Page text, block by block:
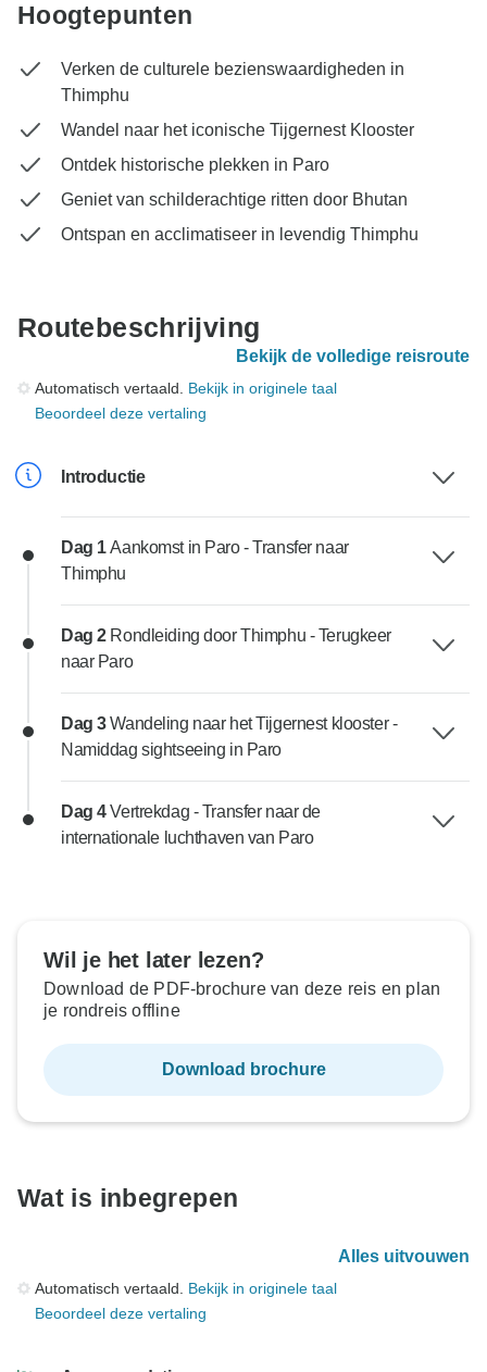
Hoogtepunten
Verken de culturele bezienswaardigheden in
Thimphu
Wandel naar het iconische Tijgernest Klooster
Ontdek historische plekken in Paro
Geniet van schilderachtige ritten door Bhutan
Ontspan en acclimatiseer in levendig Thimphu
Routebeschrijving
Bekijk de volledige reisroute
Automatisch vertaald. Bekijk in originele taal
Beoordeel deze vertaling
Introductie
Dag 1Aankomst in Paro - Transfer naar
Thimphu
Dag 2 Rondleiding door Thimphu - Terugkeer
naar Paro
Dag 3Wandeling naar het Tijgernest klooster -
Namiddag sightseeing in Paro
Dag 4Vertrekdag - Transfer naar de
internationale luchthaven van Paro
Wil je het later lezen?
Download de PDF-brochure van deze reis en plan
je rondreis offline
Download brochure
Wat is inbegrepen
Alles uitvouwen
Automatisch vertaald. Bekijk in originele taal
Beoordeel deze vertaling